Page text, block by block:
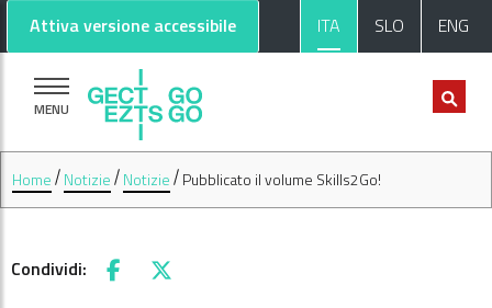
Vai al contenuto principale
Vai al footer
Attiva versione accessibile ITA SLO ENG
MENU
Home Notizie Notizie Pubblicato il volume Skills2Go!
Condividi: Facebook
X